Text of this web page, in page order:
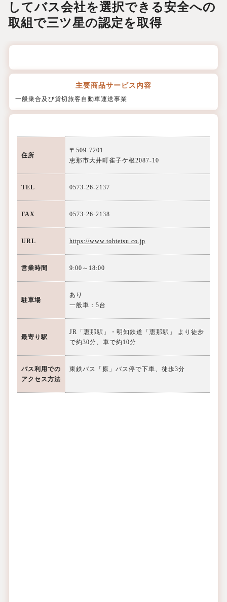
してバス会社を選択できる安全への
取組で三ツ星の認定を取得
主要商品サービス内容
一般乗合及び貸切旅客自動車運送事業
住所
〒509-7201
恵那市大井町雀子ケ根2087-10
TEL 0573-26-2137
FAX 0573-26-2138
URL https://www.tohtetsu.co.jp
営業時間 9:00～18:00
駐車場
あり
一般車：5台
最寄り駅
JR「恵那駅」・明知鉄道「恵那駅」 より徒歩
で約30分、車で約10分
バス利用での
アクセス方法
東鉄バス「原」バス停で下車、徒歩3分